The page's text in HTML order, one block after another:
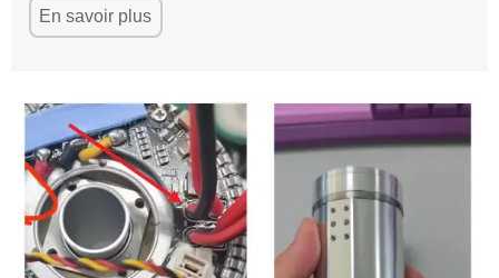
couple, la conception de structures mécaniques, le
développement de protocoles de communication et les tests de
servomoteur conventionnel ou d’un réducteur autonome.
Cet article présente plusieurs entreprises qui sont entrées sur
le marché avec des moteurs de joints robotiques disponibles
dans le commerce et des solutions intégrées d’actionneurs de
joints.
En savoir plus